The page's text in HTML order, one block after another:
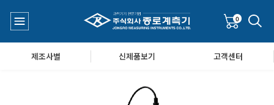
0
제조사별 신제품보기 고객센터